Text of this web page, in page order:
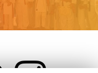
instagram